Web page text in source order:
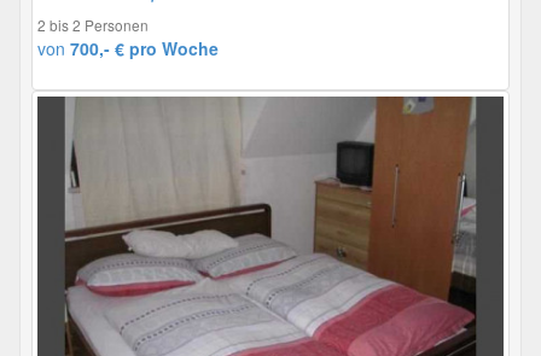
2 bis 2 Personen
von 700,- € pro Woche